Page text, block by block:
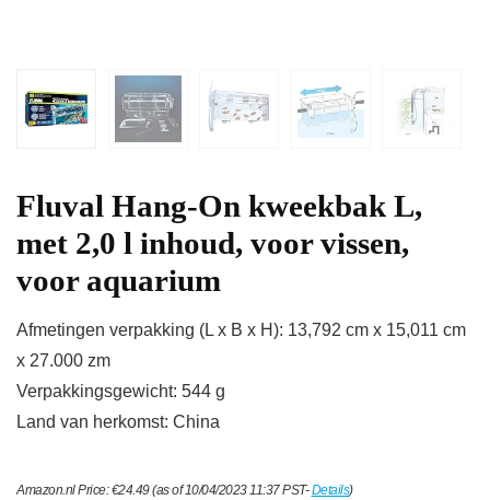
Fluval Hang-On kweekbak L,
met 2,0 l inhoud, voor vissen,
voor aquarium
Afmetingen verpakking (L x B x H): 13,792 cm x 15,011 cm
x 27.000 zm
Verpakkingsgewicht: 544 g
Land van herkomst: China
Amazon.nl Price:€24.49(as of 10/04/2023 11:37 PST-Details)